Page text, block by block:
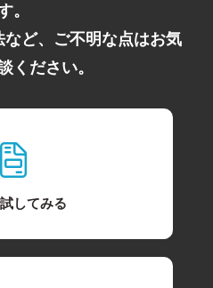
。
ど、ご不明な点はお気
ください。
してみる